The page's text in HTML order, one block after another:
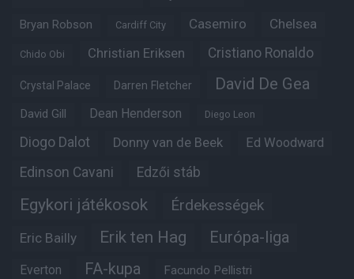
Bryan Robson Cardiff City Casemiro Chelsea
Chido Obi Christian Eriksen Cristiano Ronaldo
Crystal Palace Darren Fletcher David De Gea
David Gill Dean Henderson Diego Leon
Diogo Dalot Donny van de Beek Ed Woodward
Edinson Cavani Edzői stáb
Egykori játékosok Érdekességek
Eric Bailly Erik ten Hag Európa-liga
Everton FA-kupa Facundo Pellistri